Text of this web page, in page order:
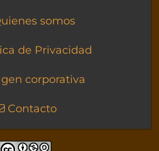
somos
de Privacidad
corporativa
Contacto